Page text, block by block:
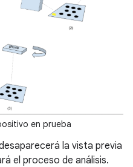
en prueba
la vista previa
el proceso de análisis.